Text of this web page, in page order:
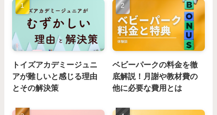
トイズアカデミージュニ
アが難しいと感じる理由
とその解決策
ベビーパークの料金を徹
底解説！月謝や教材費の
他に必要な費用とは